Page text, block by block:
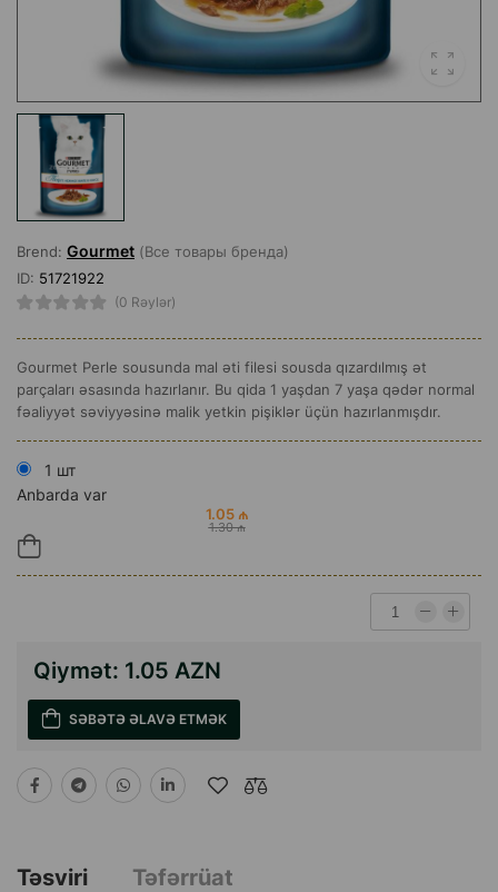
Brend: Gourmet (Все товары бренда)
ID: 51721922
(0 Rəylər)
Gourmet Perle sousunda mal əti filesi sousda qızardılmış ət
parçaları əsasında hazırlanır. Bu qida 1 yaşdan 7 yaşa qədər normal
fəaliyyət səviyyəsinə malik yetkin pişiklər üçün hazırlanmışdır.
1 шт
Anbarda var
1.05 ₼
1.30 ₼
Qiymət: 1.05 AZN
SƏBƏTƏ ƏLAVƏ ETMƏK
Təsviri
Təfərrüat